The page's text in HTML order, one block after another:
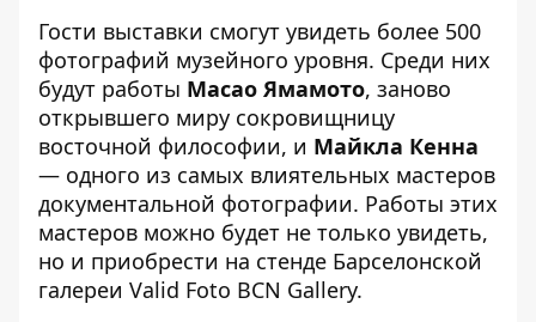
Гости выставки смогут увидеть более 500
фотографий музейного уровня. Среди них
будут работы Масао Ямамото, заново
открывшего миру сокровищницу
восточной философии, и Майкла Кенна
— одного из самых влиятельных мастеров
документальной фотографии. Работы этих
мастеров можно будет не только увидеть,
но и приобрести на стенде Барселонской
галереи Valid Foto BCN Gallery.